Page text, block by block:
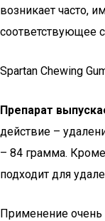
возникает часто,
соответствующее
Spartan Chewing
Препарат
действие –
– 84 грамма.
подходит для
Применение очень